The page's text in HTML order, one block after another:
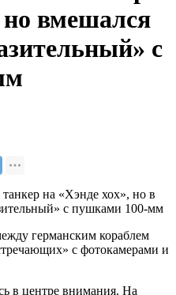
но вмешался
с
германским кораблем
с фотокамерами и
в центре внимания. На